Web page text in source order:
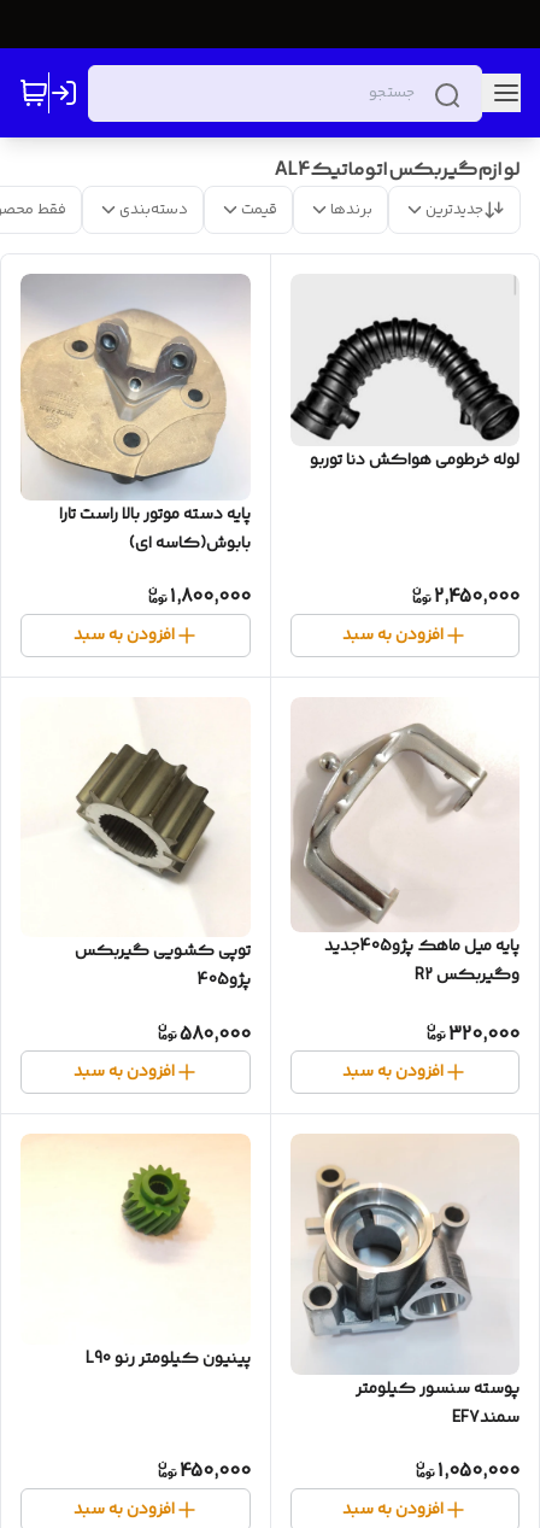
لوازم‌گیربکس‌اتوماتیک‌AL4
جدیدترین برندها قیمت دسته‌بندی فقط
لوله خرطومی هواکش دنا توربو
2,450,000
افزودن به سبد
پایه دسته موتور بالا راست تارا
بابوش(کاسه ای)
1,800,000
افزودن به سبد
پایه میل ماهک پژو405جدید
وگیربکس R2
320,000
افزودن به سبد
توپی کشویی گیربکس
پژو405
580,000
افزودن به سبد
پوسته سنسور کیلومتر
سمندEF7
1,050,000
افزودن به سبد
پینیون کیلومتر رنو L90
450,000
افزودن به سبد